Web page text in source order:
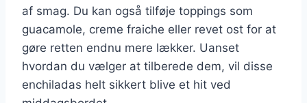
af smag. Du kan også tilføje toppings som
guacamole, creme fraiche eller revet ost for at
gøre retten endnu mere lækker. Uanset
hvordan du vælger at tilberede dem, vil disse
enchiladas helt sikkert blive et hit ved